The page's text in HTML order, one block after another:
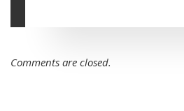
Comments are closed.